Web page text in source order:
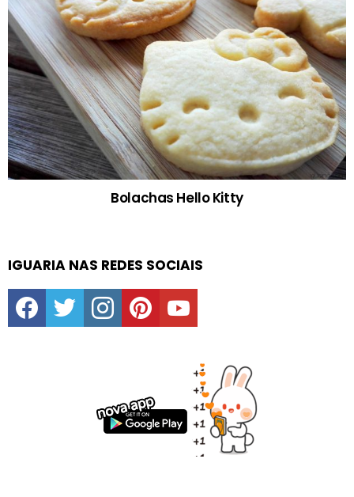
Bolachas Hello Kitty
IGUARIA NAS REDES SOCIAIS
facebooktwitter instagrampinterestyoutube